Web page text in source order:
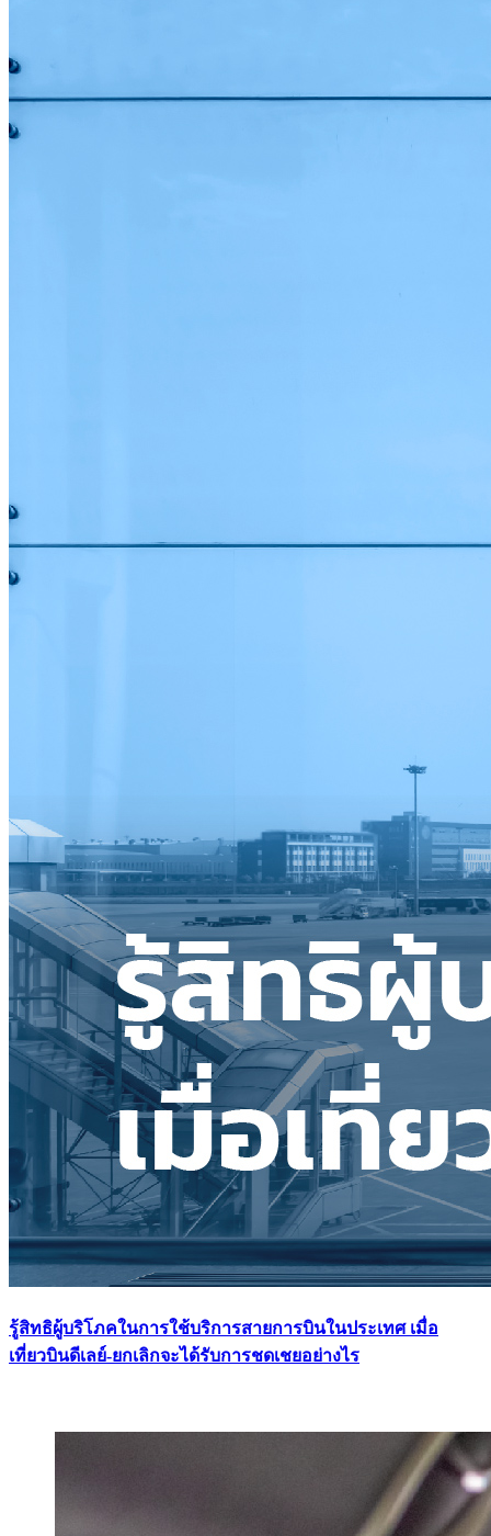
รู้สิทธิผู้บริโภคในการใช้บริการสายการบินในประเทศ เมื่อ
เที่ยวบินดีเลย์-ยกเลิกจะได้รับการชดเชยอย่างไร